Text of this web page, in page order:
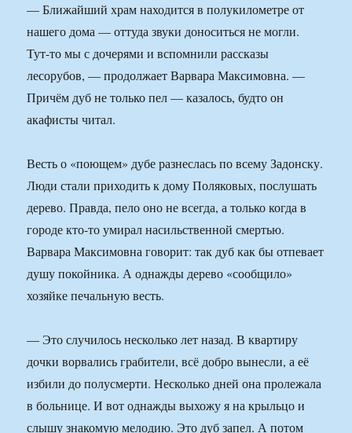
— Ближайший храм находится в полукилометре от
нашего дома — оттуда звуки доноситься не могли.
Тут-то мы с дочерями и вспомнили рассказы
лесорубов, — продолжает Варвара Максимовна. —
Причём дуб не только пел — казалось, будто он
акафисты читал.
Весть о «поющем» дубе разнеслась по всему Задонску.
Люди стали приходить к дому Поляковых, послушать
дерево. Правда, пело оно не всегда, а только когда в
городе кто-то умирал насильственной смертью.
Варвара Максимовна говорит: так дуб как бы отпевает
душу покойника. А однажды дерево «сообщило»
хозяйке печальную весть.
— Это случилось несколько лет назад. В квартиру
дочки ворвались грабители, всё добро вынесли, а её
избили до полусмерти. Несколько дней она пролежала
в больнице. И вот однажды выхожу я на крыльцо и
слышу знакомую мелодию. Это дуб запел. А потом